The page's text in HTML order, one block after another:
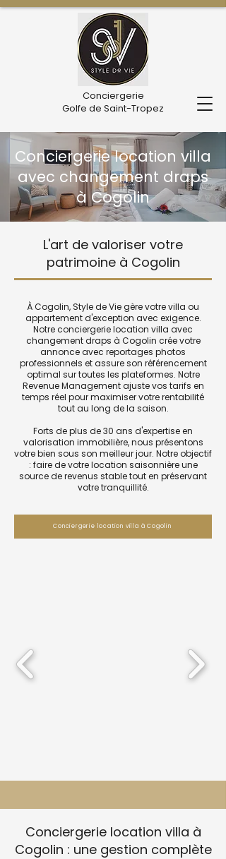
Conciergerie
Golfe de Saint-Tropez
Conciergerie location villa
avec changement draps
à Cogolin
L'art de valoriser votre
patrimoine à Cogolin
À Cogolin, Style de Vie gère votre villa ou
appartement d'exception avec exigence.
Notre conciergerie location villa avec
changement draps à Cogolin crée votre
annonce avec reportages photos
professionnels et assure son référencement
optimal sur toutes les plateformes. Notre
Revenue Management ajuste vos tarifs en
temps réel pour maximiser votre rentabilité
tout au long de la saison.
Forts de plus de 30 ans d'expertise en
valorisation immobilière, nous présentons
votre bien sous son meilleur jour. Notre objectif
: faire de votre location saisonnière une
source de revenus stable tout en préservant
votre tranquillité.
Conciergerie location villa à Cogolin
Conciergerie location villa à
Cogolin : une gestion complète